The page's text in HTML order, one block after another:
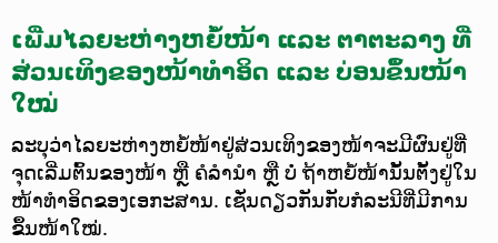
ເພີ່ມໄລຍະຫ່າງຫຍໍ້ໜ້າ ແລະ ຕາຕະລາງ ທີ່
ສ່ວນເທິງຂອງໜ້າທຳອິດ ແລະ ບ່ອນຂຶ້ນໜ້າ
ໃໝ່
ລະບຸວ່າໄລຍະຫ່າງຫຍໍ້ໜ້າຢູ່ສ່ວນເທິງຂອງໜ້າຈະມີຜົນຢູ່ທີ່
ຈຸດເລີ່ມຕົ້ນຂອງໜ້າ ຫຼື ຄໍລຳນຳ ຫຼື ບໍ່ ຖ້າຫຍໍ້ໜ້ານັ້ນຕັ້ງຢູ່ໃນ
ໜ້າທຳອິດຂອງເອກະສານ. ເຊັ່ນດຽວກັນກັບກໍລະນີທີ່ມີການ
ຂຶ້ນໜ້າໃໝ່.